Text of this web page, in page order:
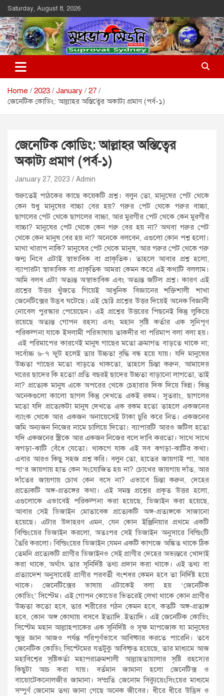
Skip
to
content
Saturday, August 8, 2026
Suprovat Sydney
The Leading Bangladesh Community Newspaper In Australia
Home 2023 January
27
জেনেটিক কোডিং: আল্লাহর অস্তিত্বের অকাট্য প্রমাণ (পর্ব-১)
জেনেটিক কোডিং: আল্লাহর অস্তিত্বের
অকাট্য প্রমাণ (পর্ব-১)
January 27, 2023 Admin
শুরুতেই পাঠকের কাছে কয়েকটি প্রশ্ন। বলুন তো, মানুষের পেট থেকে
কেন শুধু মানুষের বাচ্চা বের হয়? গরুর পেট থেকে গরুর বাচ্চা,
ছাগলের পেট থেকে ছাগলের বাচ্চা, আর মুরগীর পেট থেকে কেন মুরগীর
বাচ্চা? মানুষের পেট থেকে কেন গরু বের হয় না? অথবা গরুর পেট
থেকে কেন মানুষ বের হয় না? অনেকে বলবেন, এগুলো কোন পশ্ন হলো।
মাথা খারাপ নাকি? মানুষের পেট থেকে মানুষ, আর গরুর পেট থেকে গরু
জন্ম নিবে এটাই স্বাভাবিক বা প্রাকৃতিক। তাহলে আবার প্রশ্ন হলো,
ব্যাপারটা স্বাভাবিক বা প্রাকৃতিক আমরা কেমন করে এই কথাটি বললাম।
আমি বলব এটা অত্যন্ত অস্বাভাবিক এবং অত্যন্ত জটিল প্রশ্ন। কারণ এই
প্রশ্নের উত্তর খুঁজতে গিয়েই আধুনিক বিজ্ঞানের শক্তিশালী শাখা
জেনেটিক্সের উদ্ভব ঘটেছে। এই ছোট্ট প্রশ্নের উত্তর দিয়েই অনেক বিজ্ঞানী
নোবেল পুরস্কার পেয়েছেন। এই প্রশ্নের উত্তরের পিছনেই কিন্তু লুকিয়ে
রয়েছে অত্যন্ত গোপন রহস্য এবং মহান সৃষ্টি কর্তার এক সুনিপূণ
পরিকল্পনা যাকে ইসলামী পরিভাষায় তাকদীর বা পরিমাপ বলা বলা হয়।
এই পরিমাপের কারণেই মানুষ গাছের মতো ক্রমাগত বাড়তে থাকে না;
সর্বোচ্চ ৬-৭ ফুট হলেই তার উচ্চতা বৃদ্ধি বন্ধ হয়ে যায়। যদি মানুষের
উচ্চতা গাছের মতো বাড়তে থাকতো, তাহলে চিন্তা করুন, আমাদের
ঘরের ছাদের কি হতো! প্রতি বছরই ছাদের উচ্চতা বাড়ানো লাগতো, তাই
না? প্রত্যেক মানুষ একে অপরের থেকে চেহারার দিক দিয়ে ভিন্ন। কিন্তু
অনেকগুলো কালো ছাগল কিন্তু দেখতে একই রকম। সুতরাং, ছাগলের
মতো যদি প্রত্যেকটা মানুষ দেখতে এক রকম হতো তাহলে একজনের
ব্যাংক থেকে আর একজন অনায়েসেই টাকা চুরি করে নিত। একজনের
জমি অন্যজন নিজের নামে চালিয়ে দিতো। ব্যাপারটি আরও জটিল হতো
যদি একজনের স্ত্রীকে আর একজন নিজের বলে দাবি করতো। সাথে সাথে
ঝগড়া-ঝাটি বেঁধে যেতো। থাকগে যাক এই সব ঝগড়া-ঝাটির কথা।
এবার আরও কিছু সহজ প্রশ্ন করি। বলুন তো, হাতের জায়গাই পা, আর
পা‘র জায়গায় হাত কেন সংযোজিত হয় না? চোখের জায়গায় দাঁত, আর
দাঁতের জায়গায় চোখ কেন বসে না? এভাবে চিন্তা করুন, দেহের
প্রত্যেকটি অঙ্গ-প্রতঙ্গের কথা। এই সমস্ত প্রশ্নের প্রকৃত উত্তর হলো,
এগুলোকে এভাবেই পরিকল্পনা করা হয়েছে, ডিজাইন করা হয়েছে,
আবার সেই ডিজাইন মোতাবেক প্রত্যেকটি অঙ্গ-প্রত্যঙ্গকে সাজানো
হয়েছে। এটার উদাহরণ এমন, যেন কোন ইঞ্জিনিয়ার প্রথমে একটি
বিল্ডিংয়ের ডিজাইন করলো, অতঃপর সেই ডিজাইন অনুসারে বিল্ডিংটি
তৈরি করলো। বিল্ডিংয়ের ডিজাইন যেমন একটি কাগজে অঙ্কিত থাকে ঠিক
তেমনি প্রত্যেকটি প্রাণীর ডিজাইনও সেই প্রাণীর দেহের অভ্যন্তরে খোদাই
করা থাকে, অর্থাৎ তার সূনির্দিষ্ট তথ্য প্রদান করা থাকে। এই তথ্য বা
প্রত্যাদেশ অনুসারেই প্রাণীর পরবর্তী বংশধর কেমন হবে তা নির্দিষ্ট হয়ে
থাকে। জেনেটিক্সের ভাষায় এটাকেই বলা হয় ‘জেনেটিক
কোডিং’ সিস্টেম। এই গোপন কোডের ভিতরেই লেখা থাকে কোন প্রাণীর
উচ্চতা কতো হবে, তার শরীরের গঠন কেমন হবে, কতটি অঙ্গ-প্রত্যঙ্গ
হবে, কোন অঙ্গ কোথায় বসবে ইত্যাদি..ইত্যাদি। এই জেনেটিক কোডিং
সিস্টেম মহান আল্লাহপাকের এক সূনির্দিষ্ট ও সূক্ষ মাপজোক যা মানুষের
ক্ষুদ্র জ্ঞান আজও পর্যন্ত পরিপূর্ণভাবে আবিষ্কার করতে পারেনি। তবে
জেনেটিক কোডিং সিস্টেমের যতটুকু আবিষ্কৃত হয়েছে, তার মাধ্যমে আজ
মহাবিশ্বের সৃষ্টিকর্তা মহাপরাক্রমশালী আল্লাহতায়ালার সৃষ্টি রহস্যের
কিছুটা আচ করা যায়। বর্তমান জামানা হলো জেনেটিক্স ও
বায়োটেকনোলজীর জামানা। সম্প্রতি জেনোম সিক্যুয়েংসিংয়ের মাধ্যমে
সম্পুর্ণ জেনোম তথ্য জানা গেছে অনেক জীবের। ধীরে ধীরে উদ্ভিদ ও